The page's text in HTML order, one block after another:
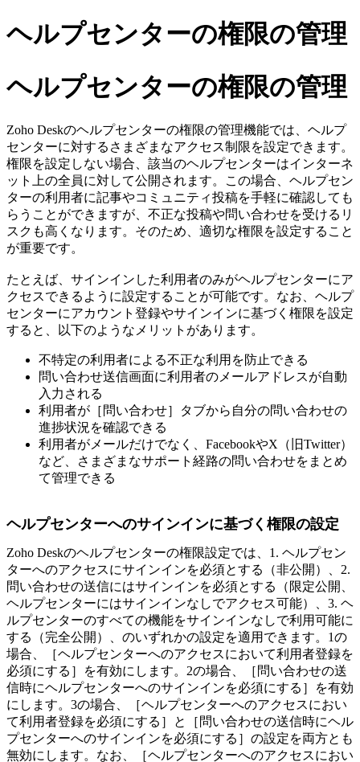
ヘルプセンターの権限の管理
ヘルプセンターの権限の管理
Zoho Deskのヘルプセンターの権限の管理機能では、ヘルプ
センターに対するさまざまなアクセス制限を設定できます。
権限を設定しない場合、該当のヘルプセンターはインターネ
ット上の全員に対して公開されます。この場合、ヘルプセン
ターの利用者に記事やコミュニティ投稿を手軽に確認しても
らうことができますが、不正な投稿や問い合わせを受けるリ
スクも高くなります。そのため、適切な権限を設定すること
が重要です。
たとえば、サインインした利用者のみがヘルプセンターにア
クセスできるように設定することが可能です。なお、ヘルプ
センターにアカウント登録やサインインに基づく権限を設定
すると、以下のようなメリットがあります。
不特定の利用者による不正な利用を防止できる
問い合わせ送信画面に利用者のメールアドレスが自動
入力される
利用者が［問い合わせ］タブから自分の問い合わせの
進捗状況を確認できる
利用者がメールだけでなく、FacebookやX（旧Twitter）
など、さまざまなサポート経路の問い合わせをまとめ
て管理できる
ヘルプセンターへのサインインに基づく権限の設定
Zoho Deskのヘルプセンターの権限設定では、1. ヘルプセン
ターへのアクセスにサインインを必須とする（非公開）、2.
問い合わせの送信にはサインインを必須とする（限定公開、
ヘルプセンターにはサインインなしでアクセス可能）、3. ヘ
ルプセンターのすべての機能をサインインなしで利用可能に
する（完全公開）、のいずれかの設定を適用できます。1の
場合、［ヘルプセンターへのアクセスにおいて利用者登録を
必須にする］を有効にします。2の場合、［問い合わせの送
信時にヘルプセンターへのサインインを必須にする］を有効
にします。3の場合、［ヘルプセンターへのアクセスにおい
て利用者登録を必須にする］と［問い合わせの送信時にヘル
プセンターへのサインインを必須にする］の設定を両方とも
無効にします。なお、［ヘルプセンターへのアクセスにおい